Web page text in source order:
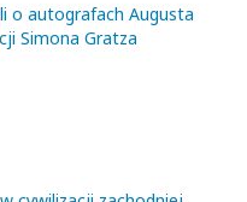
o autografach Augusta
Simona Gratza